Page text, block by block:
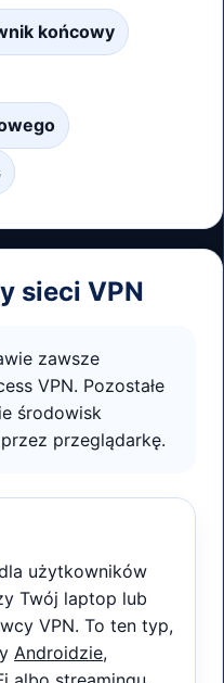
końcowy
sieci VPN
zawsze
VPN. Pozostałe
środowisk
przeglądarkę.
użytkowników
Twój laptop lub
VPN. To ten typ,
Androidzie,